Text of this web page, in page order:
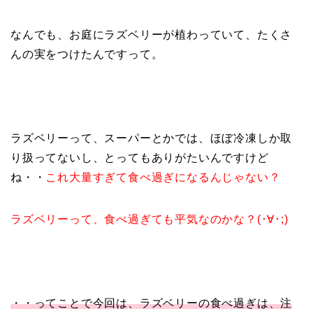
なんでも、お庭にラズベリーが植わっていて、たくさ
んの実をつけたんですって。
ラズベリーって、スーパーとかでは、ほぼ冷凍しか取
り扱ってないし、とってもありがたいんですけど
ね・・ これ大量すぎて食べ過ぎになるんじゃない？
ラズベリーって、食べ過ぎても平気なのかな？(･∀･;)
・・ってことで今回は、ラズベリーの食べ過ぎは、注